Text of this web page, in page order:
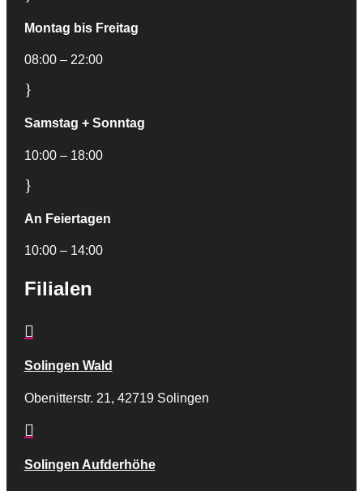
Montag bis Freitag
08:00 – 22:00
}
Samstag + Sonntag
10:00 – 18:00
}
An Feiertagen
10:00 – 14:00
Filialen

Solingen Wald
Obenitterstr. 21, 42719 Solingen

Solingen Aufderhöhe